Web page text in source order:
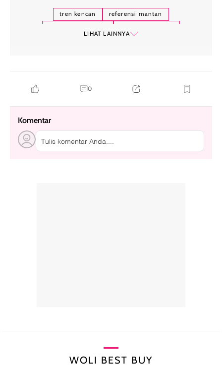
tren kencan
referensi mantan
LIHAT LAINNYA
0
Komentar
Tulis komentar Anda....
WOLI BEST BUY